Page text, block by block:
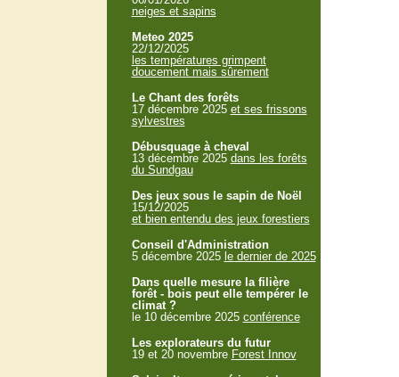
neiges et sapins
Meteo 2025
22/12/2025
les températures grimpent
doucement mais sûrement
Le Chant des forêts
17 décembre 2025 et ses frissons
sylvestres
Débusquage à cheval
13 décembre 2025 dans les forêts
du Sundgau
Des jeux sous le sapin de Noël
15/12/2025
et bien entendu des jeux forestiers
Conseil d'Administration
5 décembre 2025 le dernier de 2025
Dans quelle mesure la filière
forêt - bois peut elle tempérer le
climat ?
le 10 décembre 2025 conférence
Les explorateurs du futur
19 et 20 novembre Forest Innov